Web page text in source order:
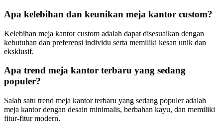
Apa kelebihan dan keunikan meja kantor custom?
Kelebihan meja kantor custom adalah dapat disesuaikan dengan
kebutuhan dan preferensi individu serta memiliki kesan unik dan
eksklusif.
Apa trend meja kantor terbaru yang sedang
populer?
Salah satu trend meja kantor terbaru yang sedang populer adalah
meja kantor dengan desain minimalis, berbahan kayu, dan memiliki
fitur-fitur modern.